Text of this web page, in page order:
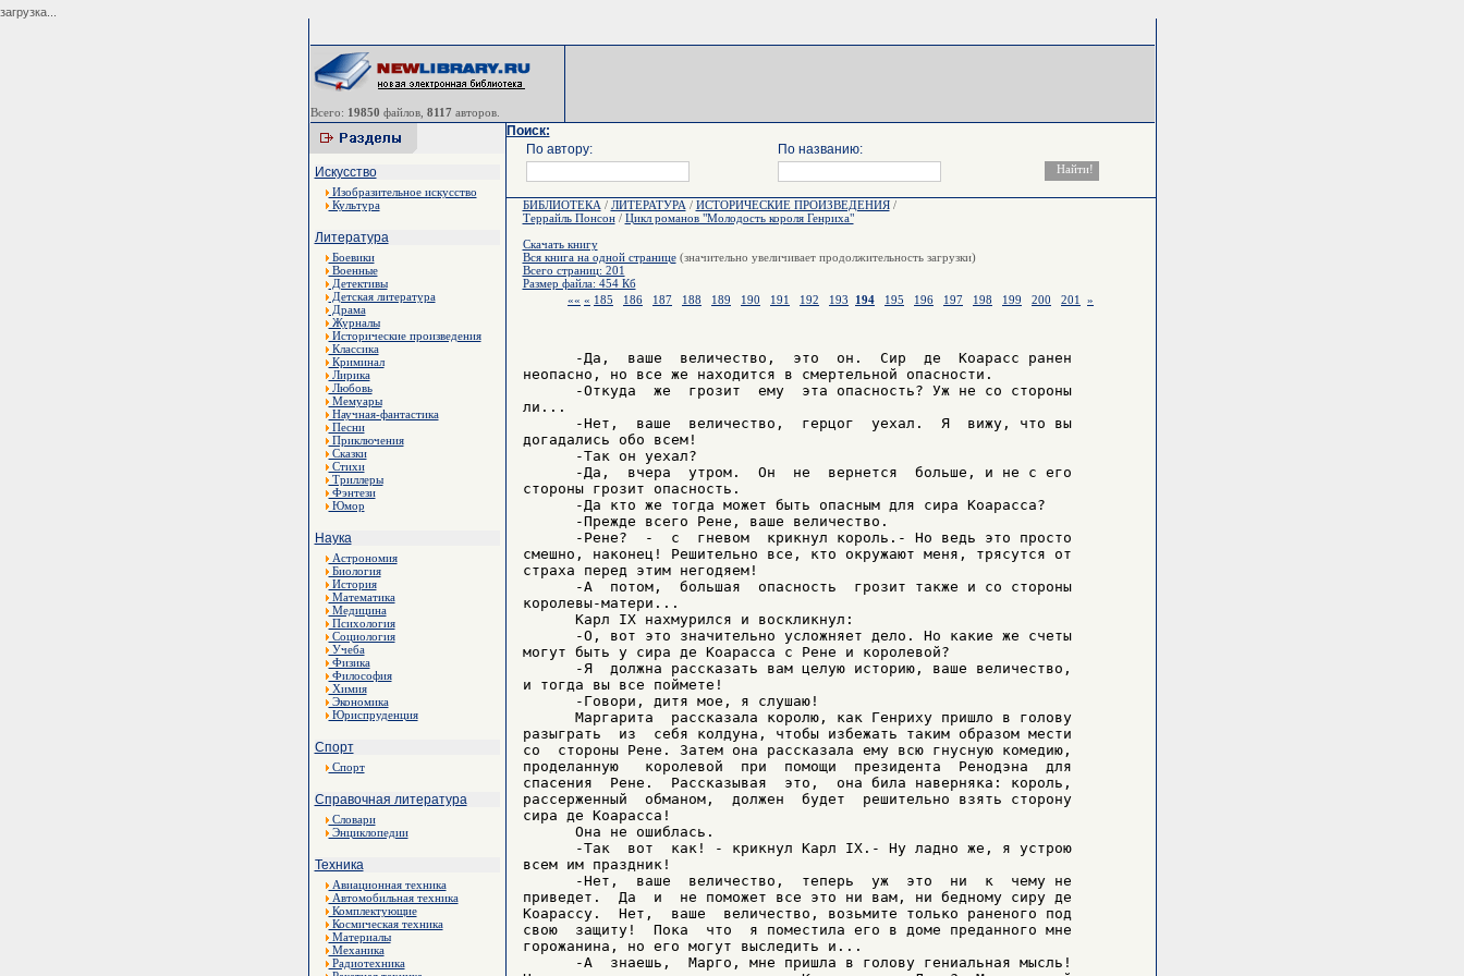
загрузка...
Всего: 19850 файлов, 8117 авторов.
Искусство
Изобразительное искусство
Культура
Литература
Боевики
Военные
Детективы
Детская литература
Драма
Журналы
Исторические произведения
Классика
Криминал
Лирика
Любовь
Мемуары
Научная-фантастика
Песни
Приключения
Сказки
Стихи
Триллеры
Фэнтези
Юмор
Наука
Астрономия
Биология
История
Математика
Медицина
Психология
Социология
Учеба
Физика
Философия
Химия
Экономика
Юриспруденция
Спорт
Спорт
Справочная литература
Словари
Энциклопедии
Техника
Авиационная техника
Автомобильная техника
Комплектующие
Космическая техника
Материалы
Механика
Радиотехника
Поиск:
По автору:
По названию:
БИБЛИОТЕКА / ЛИТЕРАТУРА / ИСТОРИЧЕСКИЕ ПРОИЗВЕДЕНИЯ/
Террайль Понсон/ Цикл романов "Молодость короля Генриха"
Скачать книгу
Вся книга на одной странице(значительно увеличивает продолжительность загрузки)
Всего страниц: 201
Размер файла: 454 Кб
«« « 185 186 187 188 189 190 191 192 193 194 195 196 197 198 199 200 201 »
      -Да,  ваше  величество,  это  он.  Сир  де  Коарасс ранен
неопасно, но все же находится в смертельной опасности.
      -Откуда  же  грозит  ему	эта опасность? Уж не со стороны
ли...
      -Нет,  ваше  величество,	герцог	уехал.	Я  вижу, что вы
догадались обо всем!
      -Так он уехал?
      -Да,  вчера  утром.  Он  не  вернется  больше, и не с его
стороны грозит опасность.
      -Да кто же тогда может быть опасным для сира Коарасса?
      -Прежде всего Рене, ваше величество.
      -Рене?  -  с  гневом  крикнул король.- Но ведь это просто
смешно, наконец! Решительно все, кто окружают меня, трясутся от
страха перед этим негодяем!
      -А  потом,  большая  опасность  грозит также и со стороны
королевы-матери...
      Карл IX нахмурился и воскликнул:
      -О, вот это значительно усложняет дело. Но какие же счеты
могут быть у сира де Коарасса с Рене и королевой?
      -Я  должна рассказать вам целую историю, ваше величество,
и тогда вы все поймете!
      -Говори, дитя мое, я слушаю!
      Маргарита  рассказала королю, как Генриху пришло в голову
разыграть  из  себя колдуна, чтобы избежать таким образом мести
со  стороны Рене. Затем она рассказала ему всю гнусную комедию,
проделанную   королевой  при  помощи  президента  Ренодэна  для
спасения  Рене.  Рассказывая  это,  она била наверняка: король,
рассерженный  обманом,	должен	будет  решительно взять сторону
сира де Коарасса!
      Она не ошиблась.
      -Так  вот  как! - крикнул Карл IX.- Ну ладно же, я устрою
всем им праздник!
      -Нет,  ваше  величество,	теперь	уж  это  ни  к	чему не
приведет.  Да  и  не поможет все это ни вам, ни бедному сиру де
Коарассу.  Нет,  ваше  величество, возьмите только раненого под
свою  защиту!  Пока  что  я поместила его в доме преданного мне
горожанина, но его могут выследить и...
      -А  знаешь,  Марго, мне пришла в голову гениальная мысль!